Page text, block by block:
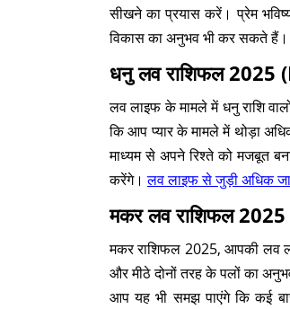
सीखने का प्रयास करें। प्रेम
विकास का अनुभव भी कर सकते
धनु लव राशिफल
लव लाइफ के मामले में धनु राशि
कि आप प्यार के मामले में थोड़ा
माध्यम से अपने रिश्ते को मजबूत
करेंगे।लव लाइफ से जुड़ी अधिक
मकर लव राशिफल
मकर राशिफल 2025, आपकी लव
और मीठे दोनों तरह के पलों का
आप यह भी समझ पाएंगे कि कई